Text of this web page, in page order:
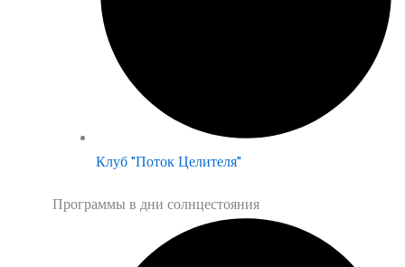
Клуб "Поток Целителя"
Программы в дни солнцестояния